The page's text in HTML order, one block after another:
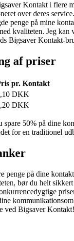
Kontakt i flere
over deres
penge på mine
kvaliteten. Jeg kan
Bigsaver Kontakt-
af priser
pr. Kontakt
DKK
DKK
spare 50% på dine
for en traditionel
penge på dine
bør du helt
ved Bigsaver Kontakt!